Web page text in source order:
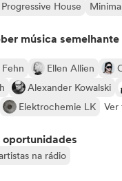
House
música
Ellen Allien
Alexander Kowalski
Elektrochemie LK Ver
oportunidades
na rádio